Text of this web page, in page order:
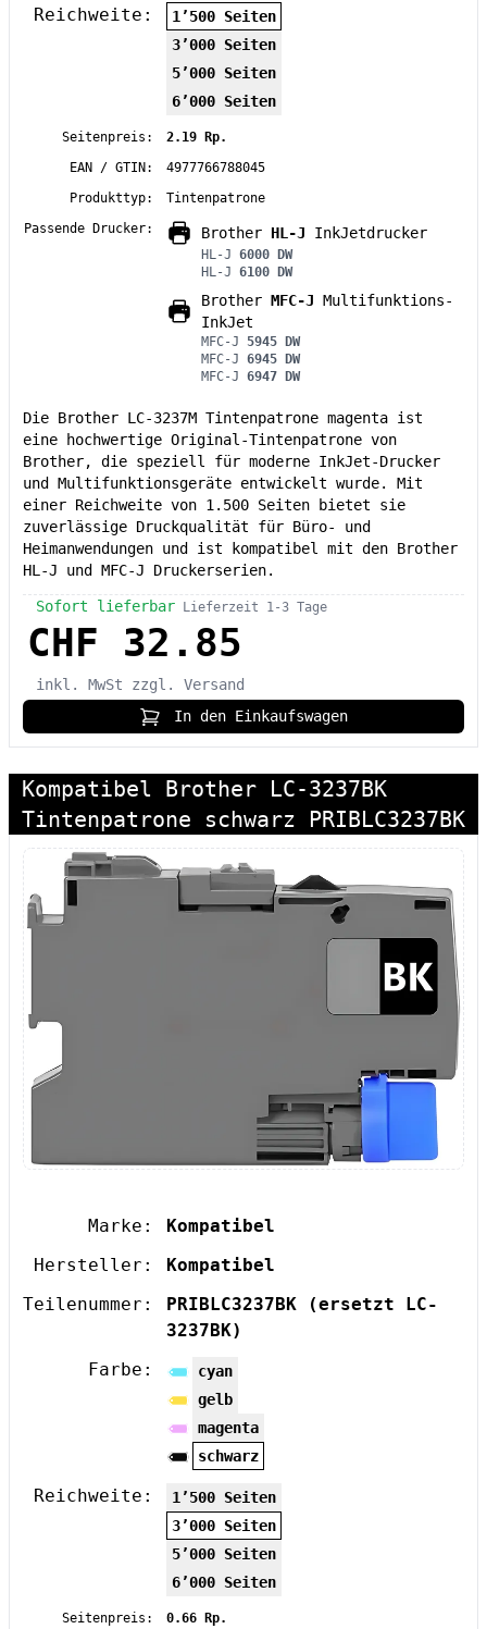
Reichweite:
1’500 Seiten
3’000 Seiten
5’000 Seiten
6’000 Seiten
Seitenpreis:
2.19 Rp.
EAN / GTIN:
4977766788045
Produkttyp:
Tintenpatrone
Passende Drucker:
Brother HL-J InkJetdrucker
HL-J 6000 DW
HL-J 6100 DW
Brother MFC-J Multifunktions-
InkJet
MFC-J 5945 DW
MFC-J 6945 DW
MFC-J 6947 DW
Die Brother LC-3237M Tintenpatrone magenta ist
eine hochwertige Original-Tintenpatrone von
Brother, die speziell für moderne InkJet-Drucker
und Multifunktionsgeräte entwickelt wurde. Mit
einer Reichweite von 1.500 Seiten bietet sie
zuverlässige Druckqualität für Büro- und
Heimanwendungen und ist kompatibel mit den Brother
HL-J und MFC-J Druckerserien.
Sofort lieferbar Lieferzeit 1-3 Tage
CHF 32.85
inkl. MwSt
zzgl. Versand
In den Einkaufswagen
Kompatibel Brother LC-3237BK
Tintenpatrone schwarz PRIBLC3237BK
Marke:
Kompatibel
Hersteller:
Kompatibel
Teilenummer:
PRIBLC3237BK
(ersetzt LC-
3237BK)
Farbe:
cyan
gelb
magenta
schwarz
Reichweite:
1’500 Seiten
3’000 Seiten
5’000 Seiten
6’000 Seiten
Seitenpreis: 0.66 Rp.